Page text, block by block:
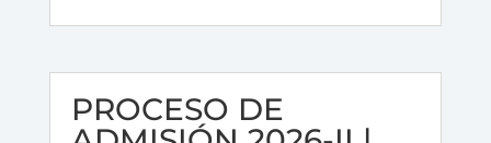
PROCESO DE